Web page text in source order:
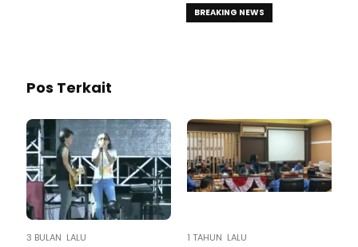
BREAKING NEWS
Pos Terkait
3 BULAN LALU 1 TAHUN LALU